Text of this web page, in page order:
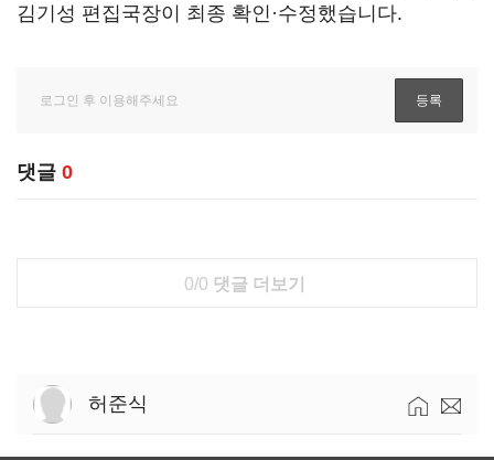
김기성 편집국장이 최종 확인·수정했습니다.
댓글 0
0/0 댓글 더보기
허준식